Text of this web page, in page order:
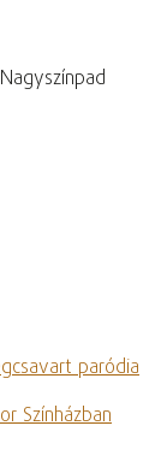
paródia
Színházban